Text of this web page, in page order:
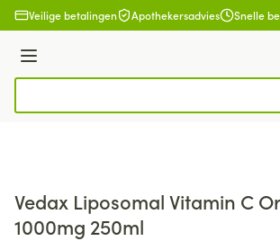
Ga naar de inhoud
Veilige betalingen Apothekersadvies Snelle
Menu
Vedax Liposomal Vitamin C
1000mg 250ml